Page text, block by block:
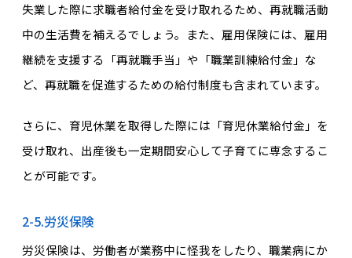
失業した際に求職者給付金を受け取れるため、再就職活動
中の生活費を補えるでしょう。また、雇用保険には、雇用
継続を支援する「再就職手当」や「職業訓練給付金」な
ど、再就職を促進するための給付制度も含まれています。
さらに、育児休業を取得した際には「育児休業給付金」を
受け取れ、出産後も一定期間安心して子育てに専念するこ
とが可能です。
2-5.労災保険
労災保険は、労働者が業務中に怪我をしたり、職業病にか